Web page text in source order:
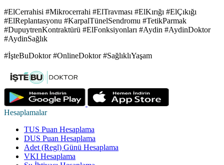
#ElCerrahisi #Mikrocerrahi #ElTravması #ElKırığı #ElÇıkığı
#ElReplantasyonu #KarpalTünelSendromu #TetikParmak
#DupuytrenKontraktürü #ElFonksiyonları #Aydin #AydinDoktor
#AydinSağlık
#İşteBuDoktor #OnlineDoktor #SağlıklıYaşam
Hesaplamalar
TUS Puan Hesaplama
DUS Puan Hesaplama
Adet (Regl) Günü Hesaplama
VKI Hesaplama